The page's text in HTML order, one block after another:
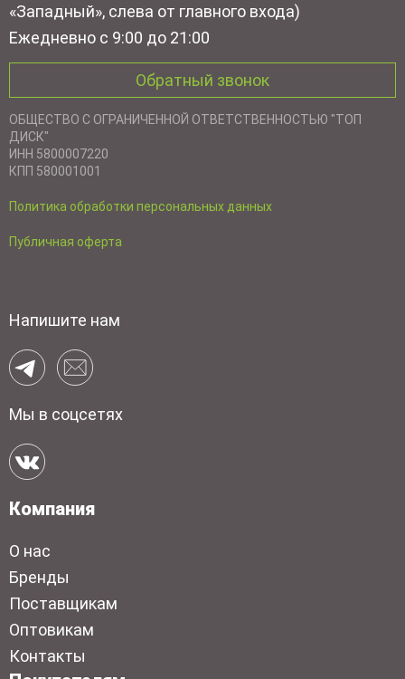
«Западный», слева от главного входа)
Ежедневно с 9:00 до 21:00
Обратный звонок
ОБЩЕСТВО С ОГРАНИЧЕННОЙ ОТВЕТСТВЕННОСТЬЮ "ТОП
ДИСК"
ИНН 5800007220
КПП 580001001
Политика обработки персональных данных
Публичная оферта
Напишите нам
Мы в соцсетях
Компания
О нас
Бренды
Поставщикам
Оптовикам
Контакты